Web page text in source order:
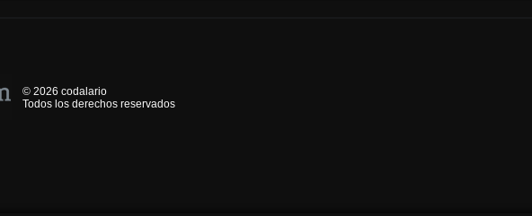
© 2026 codalario
Todos los derechos reservados